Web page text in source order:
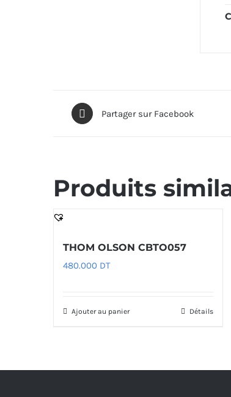
Partager sur Facebook
Produits
THOM OLSON CBTO057
480.000 DT
Ajouter au panier Détails